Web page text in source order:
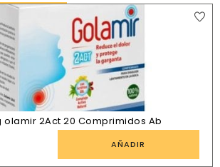
olamir 2Act 20 Comprimidos Ab
AÑADIR